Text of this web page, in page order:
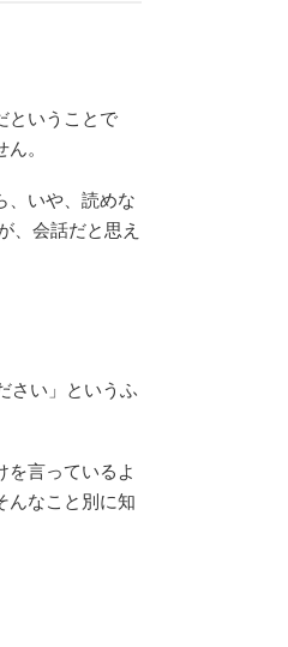
ということで
。
、いや、読めな
、会話だと思え
さい」というふ
を言っているよ
んなこと別に知